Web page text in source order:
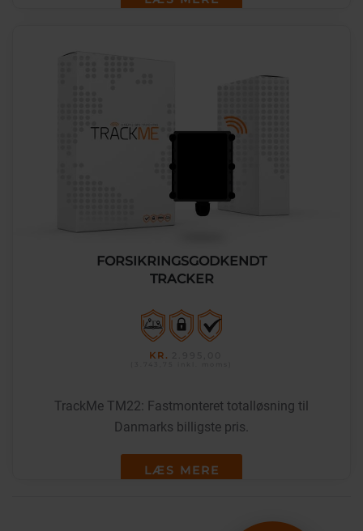
FORSIKRINGSGODKENDT
TRACKER
KR.
TrackMe TM22: Fastmonteret totalløsning til
Danmarks billigste pris.
LÆS MERE